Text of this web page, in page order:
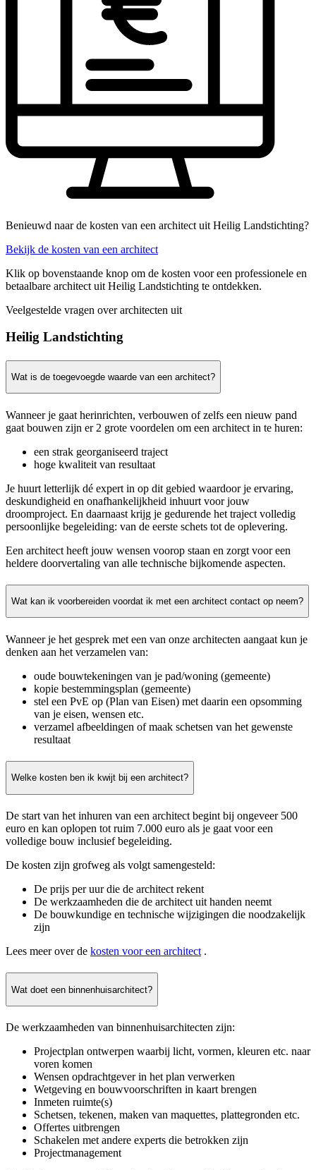
Benieuwd naar de kosten van een architect uit Heilig Landstichting?
Bekijk de kosten van een architect
Klik op bovenstaande knop om de kosten voor een professionele en
betaalbare architect uit Heilig Landstichting te ontdekken.
Veelgestelde vragen over architecten uit
Heilig Landstichting
Wat is de toegevoegde waarde van een architect?
Wanneer je gaat herinrichten, verbouwen of zelfs een nieuw pand
gaat bouwen zijn er 2 grote voordelen om een architect in te huren:
een strak georganiseerd traject
hoge kwaliteit van resultaat
Je huurt letterlijk dé expert in op dit gebied waardoor je ervaring,
deskundigheid en onafhankelijkheid inhuurt voor jouw
droomproject. En daarnaast krijg je gedurende het traject volledig
persoonlijke begeleiding: van de eerste schets tot de oplevering.
Een architect heeft jouw wensen voorop staan en zorgt voor een
heldere doorvertaling van alle technische bijkomende aspecten.
Wat kan ik voorbereiden voordat ik met een architect contact op neem?
Wanneer je het gesprek met een van onze architecten aangaat kun je
denken aan het verzamelen van:
oude bouwtekeningen van je pad/woning (gemeente)
kopie bestemmingsplan (gemeente)
stel een PvE op (Plan van Eisen) met daarin een opsomming
van je eisen, wensen etc.
verzamel afbeeldingen of maak schetsen van het gewenste
resultaat
Welke kosten ben ik kwijt bij een architect?
De start van het inhuren van een architect begint bij ongeveer 500
euro en kan oplopen tot ruim 7.000 euro als je gaat voor een
volledige bouw inclusief begeleiding.
De kosten zijn grofweg als volgt samengesteld:
De prijs per uur die de architect rekent
De werkzaamheden die de architect uit handen neemt
De bouwkundige en technische wijzigingen die noodzakelijk
zijn
Lees meer over de kosten voor een architect .
Wat doet een binnenhuisarchitect?
De werkzaamheden van binnenhuisarchitecten zijn:
Projectplan ontwerpen waarbij licht, vormen, kleuren etc. naar
voren komen
Wensen opdrachtgever in het plan verwerken
Wetgeving en bouwvoorschriften in kaart brengen
Inmeten ruimte(s)
Schetsen, tekenen, maken van maquettes, plattegronden etc.
Offertes uitbrengen
Schakelen met andere experts die betrokken zijn
Projectmanagement